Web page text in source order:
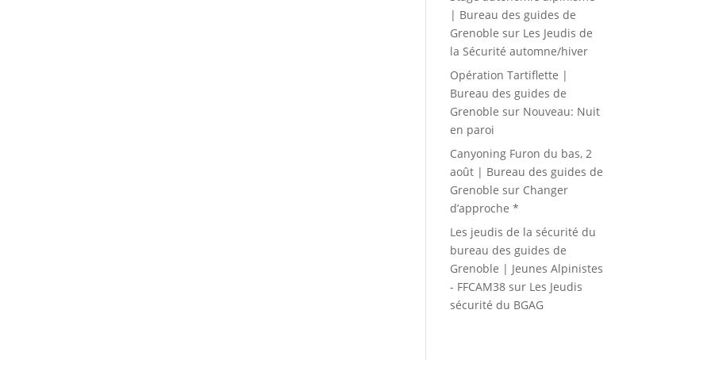
| Bureau des guides de
Grenoble sur Les Jeudis de
la Sécurité automne/hiver
Opération Tartiflette |
Bureau des guides de
Grenoble sur Nouveau: Nuit
en paroi
Canyoning Furon du bas, 2
août | Bureau des guides de
Grenoble sur Changer
d’approche *
Les jeudis de la sécurité du
bureau des guides de
Grenoble | Jeunes Alpinistes
- FFCAM38 sur Les Jeudis
sécurité du BGAG